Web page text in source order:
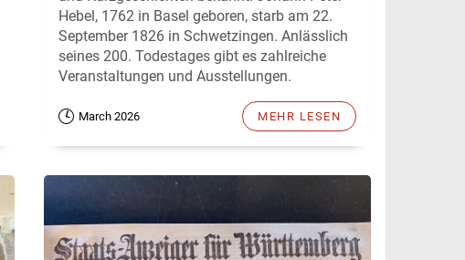
Hebel, 1762 in Basel geboren, starb am 22.
September 1826 in Schwetzingen. Anlässlich
seines 200. Todestages gibt es zahlreiche
Veranstaltungen und Ausstellungen.
March 2026 MEHR LESEN